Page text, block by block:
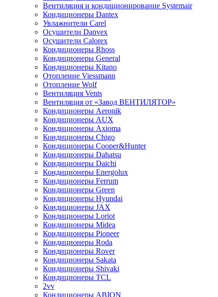
Вентиляция и кондиционирование Systemair
Кондиционеры Dantex
Увлажнители Carel
Осушители Danvex
Осушители Calorex
Кондиционеры Rhoss
Кондиционеры General
Кондиционеры Kitano
Отопление Viessmann
Отопление Wolf
Вентиляция Vents
Вентиляция от «Завод ВЕНТИЛЯТОР»
Кондиционеры Aeronik
Кондиционеры AUX
Кондиционеры Axioma
Кондиционеры Chigo
Кондиционеры Cooper&Hunter
Кондиционеры Dahatsu
Кондиционеры Daichi
Кондиционеры Energolux
Кондиционеры Ferrum
Кондиционеры Green
Кондиционеры Hyundai
Кондиционеры JAX
Кондиционеры Loriot
Кондиционеры Midea
Кондиционеры Pioneer
Кондиционеры Roda
Кондиционеры Rover
Кондиционеры Sakata
Кондиционеры Shivaki
Кондиционеры TCL
2vv
Кондиционеры ABION